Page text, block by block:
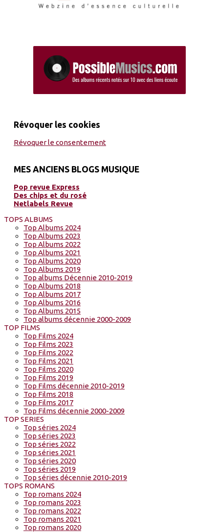
Révoquer les cookies
Révoquer le consentement
MES ANCIENS BLOGS MUSIQUE
Pop revue Express
Des chips et du rosé
Netlabels Revue
TOPS ALBUMS
Top Albums 2024
Top Albums 2023
Top Albums 2022
Top Albums 2021
Top Albums 2020
Top Albums 2019
Top albums Décennie 2010-2019
Top Albums 2018
Top Albums 2017
Top Albums 2016
Top Albums 2015
Top albums décennie 2000-2009
TOP FILMS
Top Films 2024
Top Films 2023
Top Films 2022
Top Films 2021
Top Films 2020
Top Films 2019
Top Films décennie 2010-2019
Top Films 2018
Top Films 2017
Top Films décennie 2000-2009
TOP SERIES
Top séries 2024
Top séries 2023
Top séries 2022
Top séries 2021
Top séries 2020
Top séries 2019
Top séries décennie 2010-2019
TOPS ROMANS
Top romans 2024
Top romans 2023
Top romans 2022
Top romans 2021
Top romans 2020